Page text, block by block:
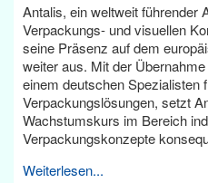
Antalis, ein weltweit führender
Verpackungs- und visuellen
seine Präsenz auf dem
weiter aus. Mit der
einem deutschen Spezialisten
Verpackungslösungen, setzt
Wachstumskurs im Bereich
Verpackungskonzepte
Weiterlesen...